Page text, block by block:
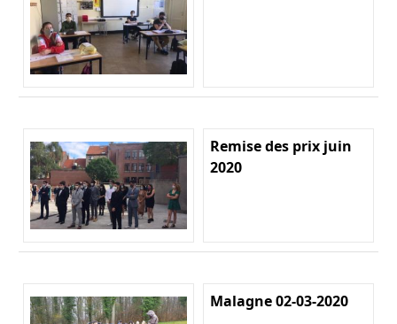
Remise des prix juin
2020
Malagne 02-03-2020